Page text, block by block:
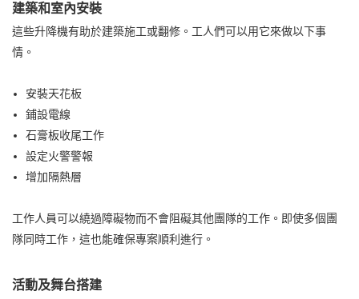
建築和室內安裝
這些升降機有助於建築施工或翻修。工人們可以用它來做以下事
情。
安裝天花板
鋪設電線
石膏板收尾工作
設定火警警報
增加隔熱層
工作人員可以繞過障礙物而不會阻礙其他團隊的工作。即使多個團
隊同時工作，這也能確保專案順利進行。
活動及舞台搭建